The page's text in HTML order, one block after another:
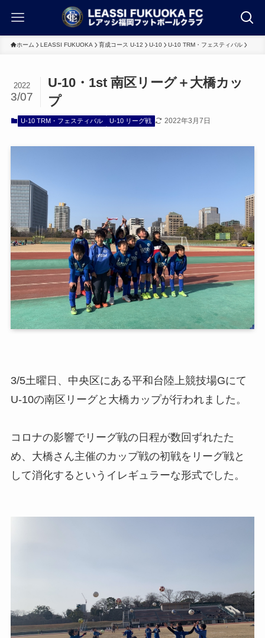
ホーム LEASSI FUKUOKA 育成コース U-12 U-10 U-10 TRM・フェスティバル
U-10・1st 南区リーグ＋大橋カッ
プ
2022
3/07
U-10 TRM・フェスティバル U-10 リーグ戦 2022年3月7日
3/5土曜日、中央区にある平和台陸上競技場Gにて
U-10の南区リーグと大橋カップが行われました。
コロナの影響でリーグ戦の日程が数回ずれたた
め、大橋さん主催のカップ戦の初戦をリーグ戦と
して消化するというイレギュラーな形式でした。